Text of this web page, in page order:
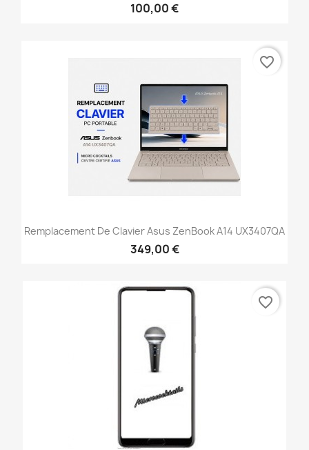
100,00 €
Remplacement De Clavier Asus ZenBook A14 UX3407QA
349,00 €
favorite_border
favorite_border